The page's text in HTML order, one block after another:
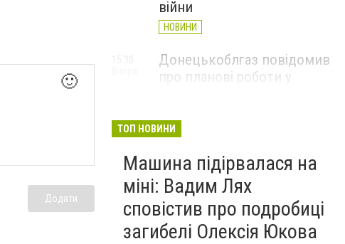
🙂
Додати
війни
НОВИНИ
Донецькоблгаз повідомив
про планові роботи у
НОВИНИ
15:30
ТОП НОВИНИ
Машина підірвалася на
міні: Вадим Лях
сповістив про подробиці
загибелі Олексія Юкова